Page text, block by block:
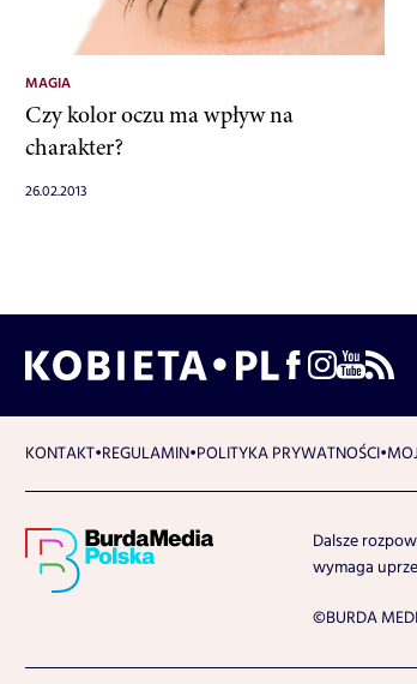
MAGIA
Czy kolor oczu ma wpływ na
charakter?
26.02.2013
KONTAKT REGULAMIN POLITYKA PRYWATNOŚCI
Dalsze
wymaga
©BURDA